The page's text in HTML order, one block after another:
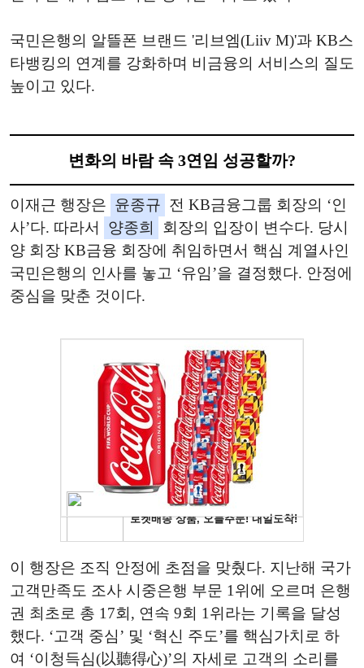
국민은행의 알뜰폰 브랜드 '리브엠(Liiv M)'과 KB스
타뱅킹의 연계를 강화하며 비금융의 서비스의 질도
높이고 있다.
변화의 바람 속 3연임 성공할까?
이재근 행장은 윤종규 전 KB금융그룹 회장의 ‘인
사’다. 따라서
양종희
회장의 입장이 변수다. 당시
양 회장 KB금융 회장에 취임하면서 핵심 계열사인
국민은행의 인사를 놓고 ‘유임’을 결정했다. 안정에
중심을 맞춘 것이다.
이 행장은 조직 안정에 초점을 맞췄다. 지난해 국가
고객만족도 조사 시중은행 부문 1위에 오르며 은행
권 최초로 총 1 7회, 연속 9회 1위라는 기록을 달성
했다. ‘고객 중심’ 및 ‘혁신 주도’를 핵심가치로 하
여 ‘이청득심(以聽得心)’의 자세로 고객의 소리를